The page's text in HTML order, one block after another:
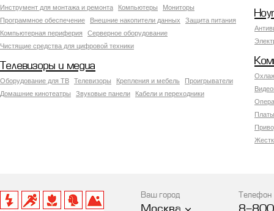
Инструмент для монтажа и ремонта Компьютеры
Мониторы
Программное обеспечение
Внешние накопители данных
Защита питания
Компьютерная периферия
Серверное оборудование
Чистящие средства для цифровой техники
Телевизоры и медиа
Оборудование для ТВ Телевизоры Крепления и мебель
Проигрыватели
Домашние кинотеатры
Звуковые панели Кабели и переходники
Ваш город Телефон